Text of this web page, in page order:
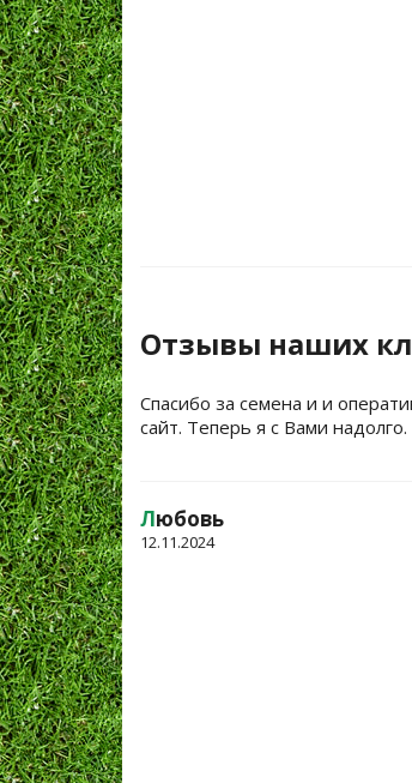
Отзывы наших
Спасибо за семена и и
сайт. Теперь я с Вами надолго.
Любовь
12.11.2024